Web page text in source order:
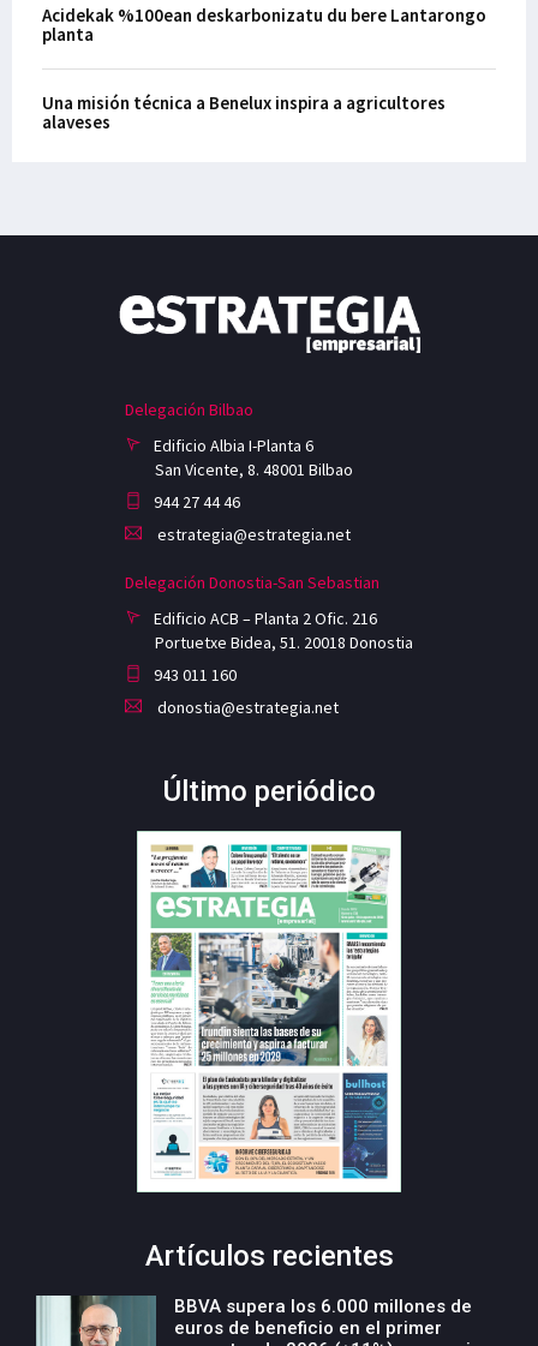
Acidekak %100ean deskarbonizatu du bere Lantarongo
planta
Una misión técnica a Benelux inspira a agricultores
alaveses
Delegación Bilbao
Edificio Albia I-Planta 6
San Vicente, 8. 48001 Bilbao
944 27 44 46
estrategia@estrategia.net
Delegación Donostia-San Sebastian
Edificio ACB – Planta 2 Ofic. 216
Portuetxe Bidea, 51. 20018 Donostia
943 011 160
donostia@estrategia.net
Último periódico
Artículos recientes
BBVA supera los 6.000 millones de
euros de beneficio en el primer